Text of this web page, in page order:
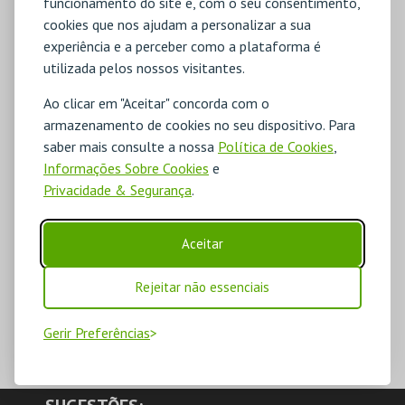
cookies que nos ajudam a personalizar a sua
experiência e a perceber como a plataforma é
utilizada pelos nossos visitantes.
Ao clicar em "Aceitar" concorda com o
armazenamento de cookies no seu dispositivo. Para
saber mais consulte a nossa Política de Cookies
Informações Sobre Cookies e
Privacidade & Segurança.
Aceitar
Rejeitar não essenciais
Gerir Preferências